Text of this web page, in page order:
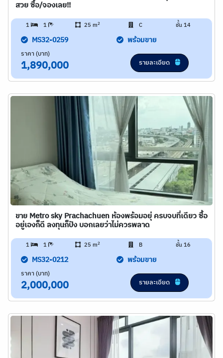
สวย ซื้อ/จองเลย!!
1 1 25 m2 C ชั้น 14
MS32-0259 พร้อมขาย
ราคา (บาท)
1,890,000 รายละเอียด
ขาย Metro sky Prachachuen ห้องพร้อมอยุ่ ครบจบที่เดียว ซื้อ
อยู่เองก็ดี ลงทุนก็ปัง บอกเลยว่าไม่ควรพลาด
1 1 25 m2 B ชั้น 16
MS32-0212 พร้อมขาย
ราคา (บาท)
2,000,000 รายละเอียด